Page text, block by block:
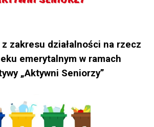
zakresu działalności na rzecz
emerytalnym w ramach
„Aktywni Seniorzy”